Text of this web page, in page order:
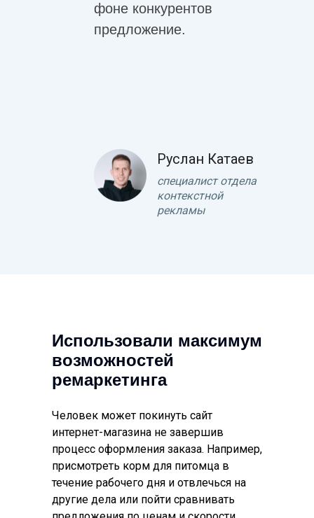
фоне конкурентов
предложение.
Руслан Катаев
специалист отдела
контекстной
рекламы
Использовали максимум
возможностей
ремаркетинга
Человек может покинуть сайт
интернет-магазина не завершив
процесс оформления заказа. Например,
присмотреть корм для питомца в
течение рабочего дня и отвлечься на
другие дела или пойти сравнивать